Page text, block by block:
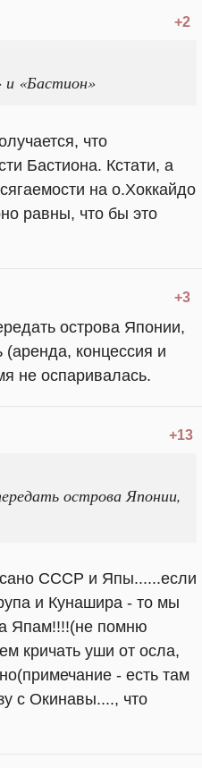
+2
и «Бастион»
что
Бастиона. Кстати, а
на о.Хоккайдо
равны, что бы это
+3
острова Японии,
(аренда, концессия и
не оспаривалась.
+13
острова Японии,
СССР и Япы......если
и Кунашира - то мы
Япам!!!!(не помню
кричать уши от осла,
- есть там
с Окинавы...., что